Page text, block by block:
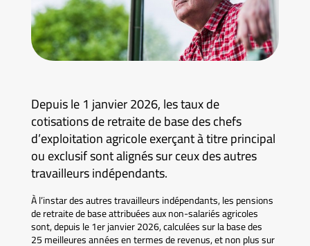
Depuis le 1 janvier 2026, les taux de
cotisations de retraite de base des chefs
d’exploitation agricole exerçant à titre principal
ou exclusif sont alignés sur ceux des autres
travailleurs indépendants.
À l’instar des autres travailleurs indépendants, les pensions
de retraite de base attribuées aux non-salariés agricoles
sont, depuis le 1er janvier 2026, calculées sur la base des
25 meilleures années en termes de revenus, et non plus sur